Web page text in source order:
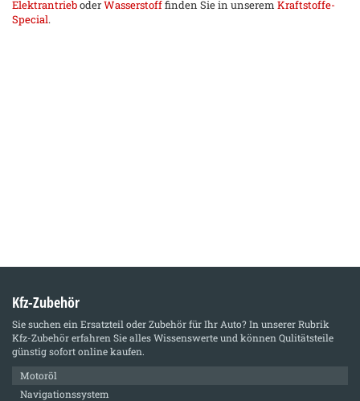
ElektrantrieboderWasserstofffinden Sie in unserem Kraftstoffe-
Special.
Kfz-Zubehör
Sie suchen ein Ersatzteil oder Zubehör für Ihr Auto? In unserer Rubrik
Kfz-Zubehörerfahren Sie alles Wissenswerte und können Qulitätsteile
günstig sofort online kaufen.
Motoröl
Navigationssystem